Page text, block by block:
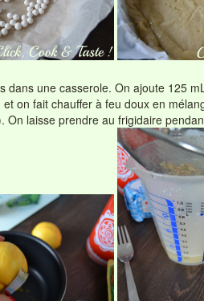
dans une casserole. On ajoute 125
on fait chauffer à feu doux en
On laisse prendre au frigidaire